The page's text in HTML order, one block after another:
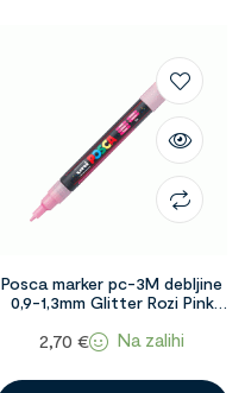
Posca marker pc-3M debljine
0,9-1,3mm Glitter Rozi Pink
2,70 € Na zalihi